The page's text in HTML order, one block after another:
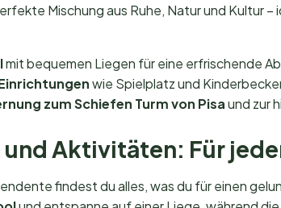
Mischung aus Ruhe, Natur und Kultur –
mit bequemen Liegen für eine erfrischende
wie Spielplatz und
zum Schiefen Turm von Pisaund zur
Aktivitäten: Für
findest du alles, was du für einen